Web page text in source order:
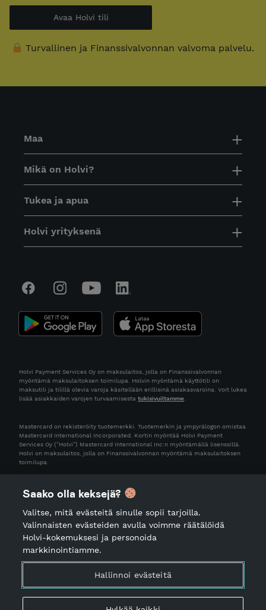
Avaa Holvi tili
Turvallinen ja Finanssivalvonnan valvoma palvelu.
Maa
Mikä on Holvi?
Tukea ja apua
Holvi yrityksenä
Holvi Payment Services Oy on maksulaitos, jolla on Finanssivalvonnan
myöntämä maksulaitoksen toimilupa. Holvin myöntämä käyttötili on
maksutili ja tilillä olevia varoja käsitellään erillisinä asiakasvaroina. Voit lukea
lisää asiakkaiden varojen turvaamisesta tukisivuiltamme.
Mastercard on rekisteröity tuotemerkki. Tuotemerkin ja ympyrälogon omistaa
Mastercard International Incorporated. Kortin myöntää Holvi Payment
Services Oy (“Holvi”) Mastercard International Inc:n myöntämällä lisenssillä.
Holvi on maksulaitos, jolla on Finanssivalvonnan myöntämä maksulaitoksen
toimilupa.
Palveluiden käyttöön liittyvä ohjeistus
Palvelutiedot
Saako olla keksejä?
Valitse, mitä evästeitä sinulle sopii tarjoilla.
Valinnaisten evästeiden avulla voimme räätälöidä
Holvi-kokemuksesi ja personoida
markkinointiamme.
Hallinnoi evästeitä